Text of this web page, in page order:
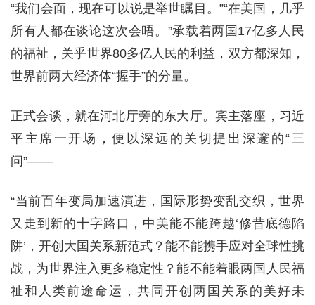
“我们会面，现在可以说是举世瞩目。”“在美国，几乎
所有人都在谈论这次会晤。”承载着两国17亿多人民
的福祉，关乎世界80多亿人民的利益，双方都深知，
世界前两大经济体“握手”的分量。
正式会谈，就在河北厅旁的东大厅。宾主落座，习近
平主席一开场，便以深远的关切提出深邃的“三
问”——
“当前百年变局加速演进，国际形势变乱交织，世界
又走到新的十字路口，中美能不能跨越‘修昔底德陷
阱’，开创大国关系新范式？能不能携手应对全球性挑
战，为世界注入更多稳定性？能不能着眼两国人民福
祉和人类前途命运，共同开创两国关系的美好未